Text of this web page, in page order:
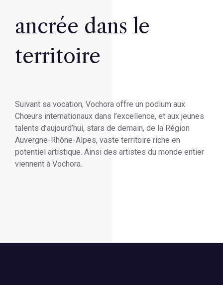
ancrée dans le
territoire
Suivant sa vocation, Vochora offre un podium aux
Chœurs internationaux dans l’excellence, et aux jeunes
talents d’aujourd’hui, stars de demain, de la Région
Auvergne-Rhône-Alpes, vaste territoire riche en
potentiel artistique. Ainsi des artistes du monde entier
viennent à Vochora.